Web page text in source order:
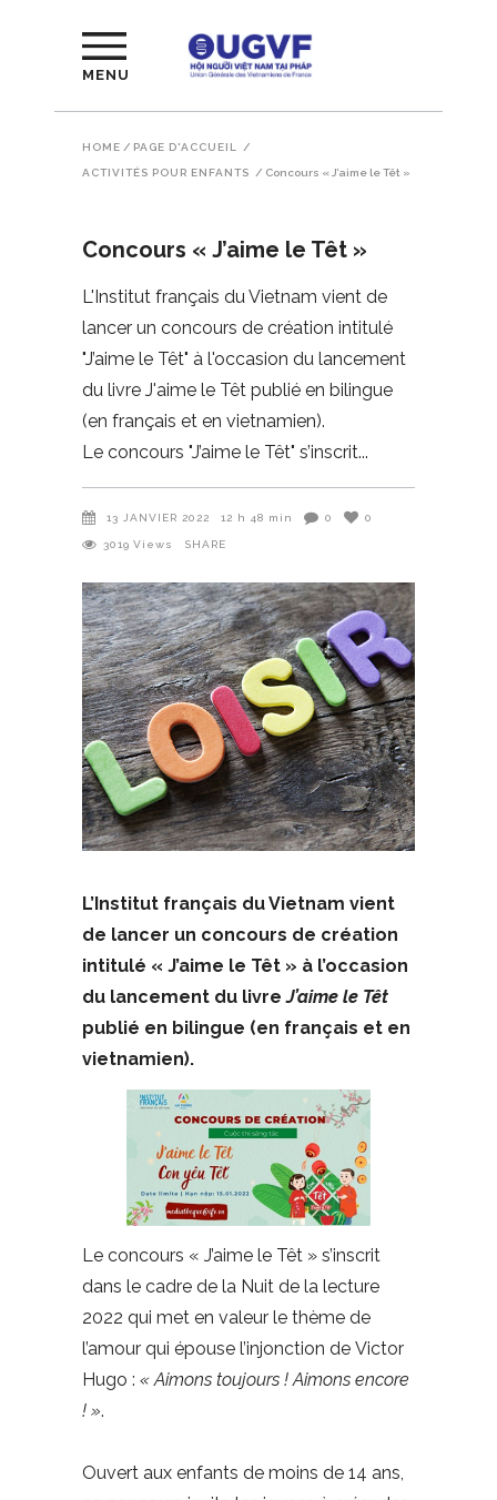
MENU
HOME / PAGE D'ACCUEIL /
ACTIVITÉS POUR ENFANTS / Concours « J’aime le Têt »
Concours « J’aime le Têt »
L'Institut français du Vietnam vient de
lancer un concours de création intitulé
"J’aime le Têt" à l'occasion du lancement
du livre J'aime le Têt publié en bilingue
(en français et en vietnamien).
Le concours "J’aime le Têt" s’inscrit
13 JANVIER 2022 12 h 48 min 0 0
3019 Views SHARE
L’Institut français du Vietnam vient
de lancer un concours de création
intitulé « J’aime le Têt » à l’occasion
du lancement du livreJ’aime le Têt
publié en bilingue (en français et en
vietnamien).
Le concours « J’aime le Têt » s’inscrit
dans le cadre de la Nuit de la lecture
2022 qui met en valeur le thème de
l’amour qui épouse l’injonction de Victor
Hugo : « Aimons toujours ! Aimons encore
! ».
Ouvert aux enfants de moins de 14 ans,